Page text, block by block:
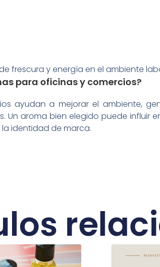
frescura y energía en el ambiente
para oficinas y comercios?
ayudan a mejorar el ambiente,
Un aroma bien elegido puede influir
identidad de marca.